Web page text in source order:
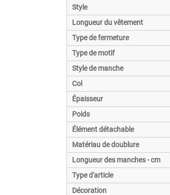
Style
Longueur du vêtement
Type de fermeture
Type de motif
Style de manche
Col
Épaisseur
Poids
Élément détachable
Matériau de doublure
Longueur des manches - cm
Type d'article
Décoration